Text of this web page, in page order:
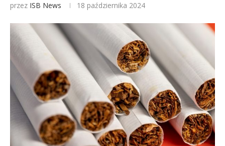
przez ISB News 18 października 2024